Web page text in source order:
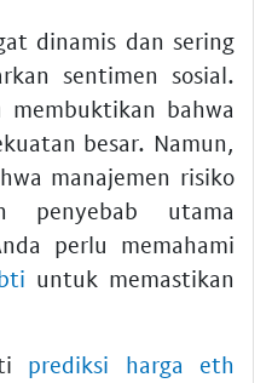
dinamis dan sering
sentimen sosial.
membuktikan bahwa
besar. Namun,
manajemen risiko
penyebab utama
perlu memahami
untuk memastikan
prediksi harga eth